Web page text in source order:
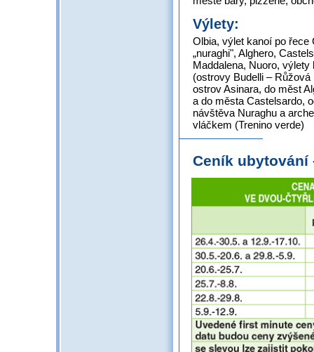
Výlety:
Olbia, výlet kanoí po řece
„nuraghi", Alghero,
Maddalena, Nuoro,
(ostrovy Budelli –
ostrov Asinara, do měst
a do města Castelsardo,
návštěva Nuraghu a
vláčkem (Trenino verde)
Ceník